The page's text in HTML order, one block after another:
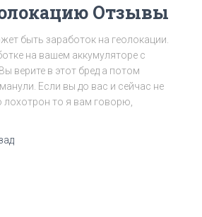
Отзывы
быть заработок на геолокации.
на вашем аккумуляторе с
верите в этот бред а потом
Если вы до вас и сейчас не
то я вам говорю,